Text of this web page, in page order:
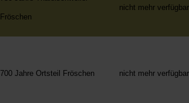
Fröschen
nicht mehr verfügbar
700 Jahre Ortsteil Fröschen nicht mehr verfügbar